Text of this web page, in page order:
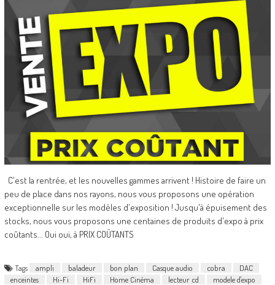
C'est la rentrée, et les nouvelles gammes arrivent ! Histoire de faire un
peu de place dans nos rayons, nous vous proposons une opération
exceptionnelle sur les modèles d'exposition ! Jusqu'à épuisement des
stocks, nous vous proposons une centaines de produits d'expo à prix
coûtants... Oui oui, à PRIX COÛTANTS
Tags ampli baladeur bon plan Casque audio cobra
DAC
enceintes
Hi-Fi HiFi Home Cinéma lecteur cd
modele d'expo